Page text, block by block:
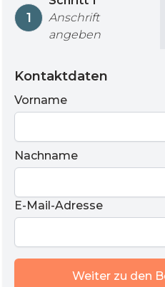
1
Anschrift
angeben
Kontaktdaten
Vorname
Nachname
E-Mail-Adresse
Weiter zu den